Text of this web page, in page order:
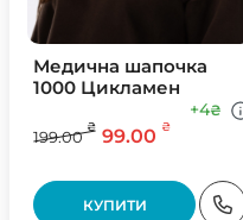
Медична шапочка
1000 Цикламен
199.00
₴ 99.00 ₴
+4₴
КУПИТИ